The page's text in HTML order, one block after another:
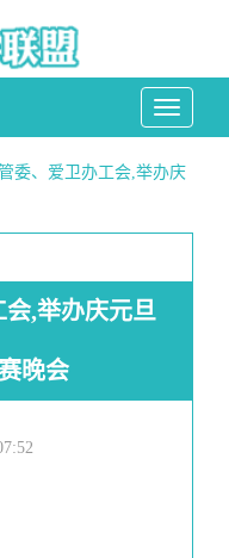
Toggle
委、爱卫办工会,举办庆
,举办庆元旦
晚会